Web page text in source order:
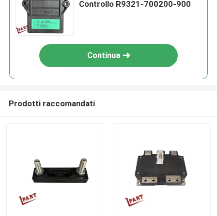
Controllo R9321-700200-900
Continua
Prodotti raccomandati